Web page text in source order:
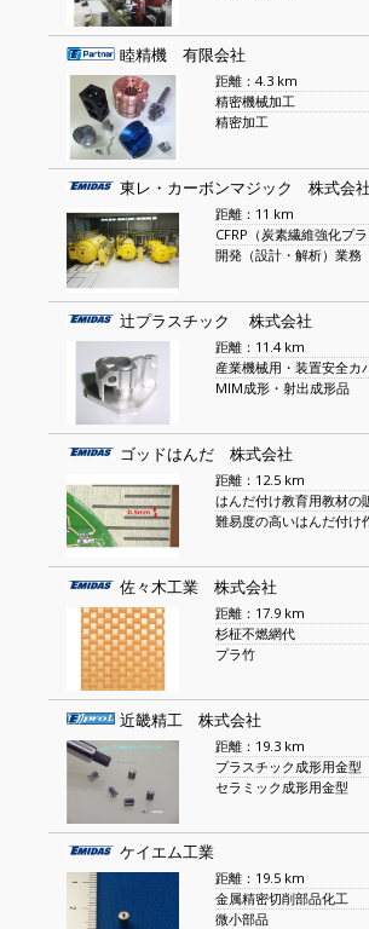
睦精機 有限会社
距離：4.3 km
精密機械加工
精密加工
東レ・カーボンマジック 株式会社
距離：11 km
CFRP（炭素繊維強化プ
開発（設計・解析）業務
辻プラスチック 株式会社
距離：11.4 km
産業機械用・装置安全カ
MIM成形・射出成形品
ゴッドはんだ 株式会社
距離：12.5 km
はんだ付け教育用教材の
難易度の高いはんだ付け
佐々木工業 株式会社
距離：17.9 km
杉柾不燃網代
プラ竹
近畿精工 株式会社
距離：19.3 km
プラスチック成形用金型
セラミック成形用金型
ケイエム工業
距離：19.5 km
金属精密切削部品化工
微小部品